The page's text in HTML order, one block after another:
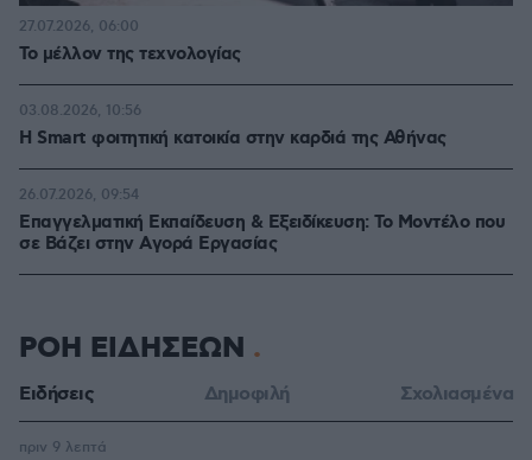
Το μέλλον της τεχνολογίας
27.07.2026, 06:00
Η Smart φοιτητική κατοικία στην καρδιά της Αθήνας
03.08.2026, 10:56
Επαγγελματική Εκπαίδευση & Εξειδίκευση: Το Mοντέλο που
σε Bάζει στην Aγορά Eργασίας
26.07.2026, 09:54
ΡΟΗ ΕΙΔΗΣΕΩΝ
Ειδήσεις Δημοφιλή Σχολιασμένα
πριν 9 λεπτά